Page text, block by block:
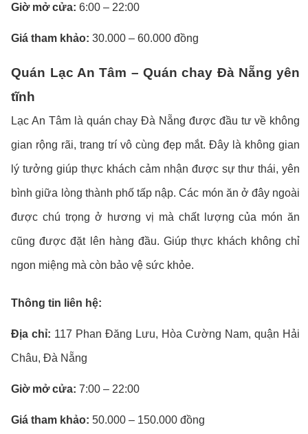
Giờ mở cửa: 6:00 – 22:00
Giá tham khảo: 30.000 – 60.000 đồng
Quán Lạc An Tâm – Quán chay Đà Nẵng yên
tĩnh
Lạc An Tâm là quán chay Đà Nẵng được đầu tư về không
gian rộng rãi, trang trí vô cùng đẹp mắt. Đây là không gian
lý tưởng giúp thực khách cảm nhận được sự thư thái, yên
bình giữa lòng thành phố tấp nập. Các món ăn ở đây ngoài
được chú trọng ở hương vị mà chất lượng của món ăn
cũng được đặt lên hàng đầu. Giúp thực khách không chỉ
ngon miệng mà còn bảo vệ sức khỏe.
Thông tin liên hệ:
Địa chỉ: 117 Phan Đăng Lưu, Hòa Cường Nam, quận Hải
Châu, Đà Nẵng
Giờ mở cửa: 7:00 – 22:00
Giá tham khảo: 50.000 – 150.000 đồng